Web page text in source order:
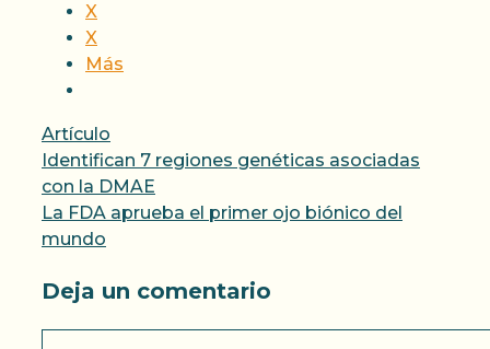
X
X
Más
Categorías
Artículo
Identifican 7 regiones genéticas asociadas
con la DMAE
La FDA aprueba el primer ojo biónico del
mundo
Deja un comentario